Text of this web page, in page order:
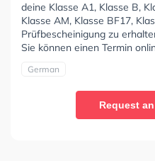
deine Klasse A1, Klasse B,
Klasse AM, Klasse BF17,
Prüfbescheinigung zu
Sie können einen Termin
German
Request